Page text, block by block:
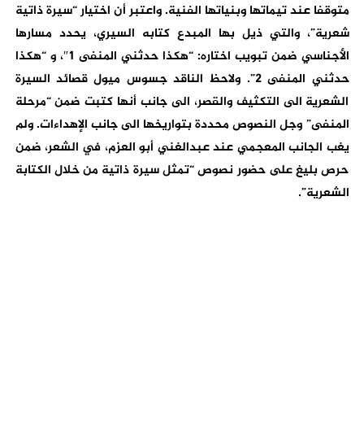
متوقفا عند تيماتها وبنياتها الفنية. واعتبر أن اختيار “سيرة ذاتية
شعرية”، والتي ذيل بها المبدع كتابه السيري، يحدد مسارها
الأجناسي ضمن تبويب اختاره: “هكذا حدثني المنفى 1″، و “هكذا
حدثني المنفى 2”. ولاحظ الناقد جسوس ميول قصائد السيرة
الشعرية الى التكثيف والقصر، الى جانب أنها كتبت ضمن “مرحلة
المنفى” وجل النصوص محددة بتواريخها الى جانب الإهداءات. ولم
يغب الجانب المعجمي عند عبدالغني أبو العزم، في الشعر، ضمن
حرص بليغ على حضور نصوص “تمثل سيرة ذاتية من خلال الكتابة
الشعرية”.